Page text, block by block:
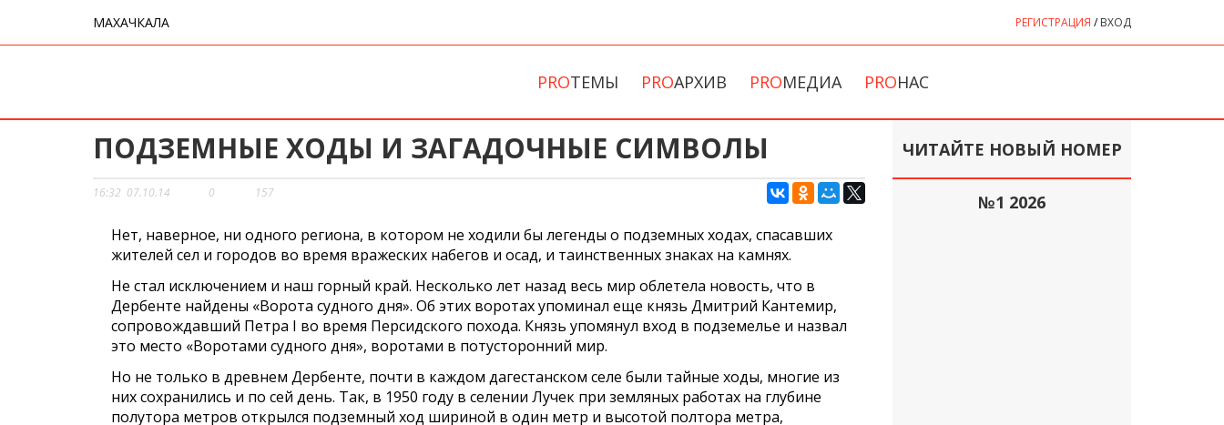
МАХАЧКАЛА РЕГИСТРАЦИЯ /ВХОД
PROТЕМЫ PROАРХИВ PROМЕДИА PROНАС
ПОДЗЕМНЫЕ ХОДЫ И ЗАГАДОЧНЫЕ СИМВОЛЫ
16:32 07.10.14 0 157
Нет, наверное, ни одного региона, в котором не ходили бы легенды о подземных ходах, спасавших
жителей сел и городов во время вражеских набегов и осад, и таинственных знаках на камнях.
Не стал исключением и наш горный край. Несколько лет назад весь мир облетела новость, что в
Дербенте найдены «Ворота судного дня». Об этих воротах упоминал еще князь Дмитрий Кантемир,
сопровождавший Петра I во время Персидского похода. Князь упомянул вход в подземелье и назвал
это место «Воротами судного дня», воротами в потусторонний мир.
Но не только в древнем Дербенте, почти в каждом дагестанском селе были тайные ходы, многие из
них сохранились и по сей день. Так, в 1950 году в селении Лучек при земляных работах на глубине
полутора метров открылся подземный ход шириной в один метр и высотой полтора метра,
ЧИТАЙТЕ НОВЫЙ НОМЕР
№1 2026